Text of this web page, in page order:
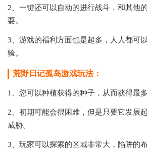
2、一键还可以自动的进行战斗，和其他
耍。
3、游戏的福利方面也是超多，人人都可
验。
荒野日记孤岛游戏玩法：
1、您可以种植获得的种子，从而获得最
2、初期可能会很困难，但是只要它发展
威胁。
3、玩家可以探索的区域非常大，陷阱的